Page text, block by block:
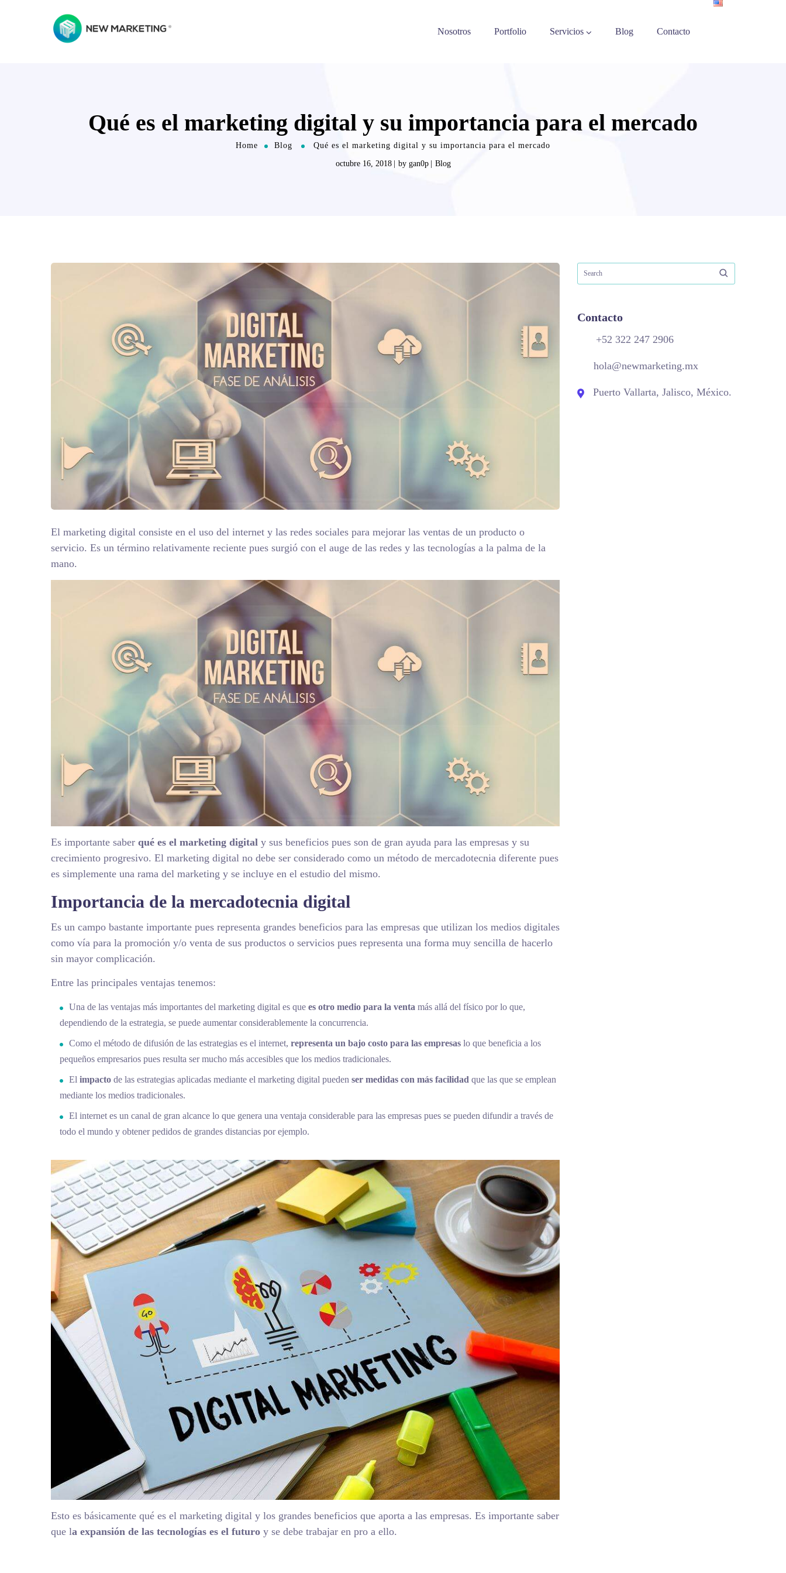
Nosotros Portfolio Servicios Blog Contacto
Qué es el marketing digital y su importancia para el mercado
Home Blog Qué es el marketing digital y su importancia para el mercado
octubre 16, 2018 by gan0p Blog
El marketing digital consiste en el uso del internet y las redes sociales para mejorar las ventas de un producto o
servicio. Es un término relativamente reciente pues surgió con el auge de las redes y las tecnologías a la palma de la
mano.
Es importante saber qué es el marketing digital y sus beneficios pues son de gran ayuda para las empresas y su
crecimiento progresivo. El marketing digital no debe ser considerado como un método de mercadotecnia diferente pues
es simplemente una rama del marketing y se incluye en el estudio del mismo.
Importancia de la mercadotecnia digital
Es un campo bastante importante pues representa grandes beneficios para las empresas que utilizan los medios digitales
como vía para la promoción y/o venta de sus productos o servicios pues representa una forma muy sencilla de hacerlo
sin mayor complicación.
Entre las principales ventajas tenemos:
Una de las ventajas más importantes del marketing digital es que es otro medio para la venta más allá del físico por lo que,
dependiendo de la estrategia, se puede aumentar considerablemente la concurrencia.
Como el método de difusión de las estrategias es el internet, representa un bajo costo para las empresas lo que beneficia a los
pequeños empresarios pues resulta ser mucho más accesibles que los medios tradicionales.
El impacto de las estrategias aplicadas mediante el marketing digital pueden ser medidas con más facilidad que las que se emplean
mediante los medios tradicionales.
El internet es un canal de gran alcance lo que genera una ventaja considerable para las empresas pues se pueden difundir a través de
todo el mundo y obtener pedidos de grandes distancias por ejemplo.
Esto es básicamente qué es el marketing digital y los grandes beneficios que aporta a las empresas. Es importante saber
que la expansión de las tecnologías es el futuro y se debe trabajar en pro a ello.
Contacto
+52 322 247 2906
hola@newmarketing.mx
Puerto Vallarta, Jalisco, México.